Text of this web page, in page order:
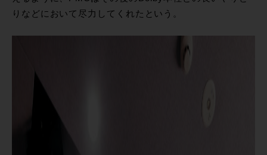
りなどにおいて尽力してくれたという。